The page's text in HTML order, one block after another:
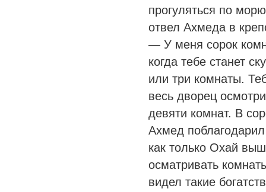
прогуляться по
отвел Ахмеда в
— У меня сорок
когда тебе станет
или три комнаты.
весь дворец
девяти комнат. В
Ахмед
как только Охай
осматривать
видел такие